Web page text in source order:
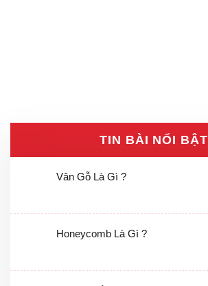
TIN BÀI NỔI BẬT
Vân Gỗ Là Gì ?
Honeycomb Là Gì ?